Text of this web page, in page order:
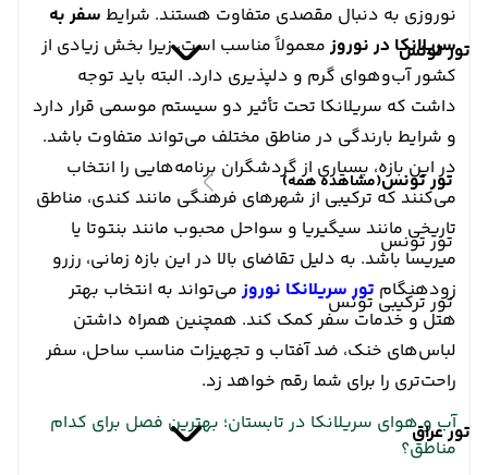
تور تونس
تور تونس(مشاهده همه)
تور تونس
تور ترکیبی تونس
تور عراق
نوروزی به دنبال مقصدی متفاوت هستند. شرایط سفر به
سریلانکا در نوروزمعمولاً مناسب است، زیرا بخش زیادی از
کشور آب‌وهوای گرم و دلپذیری دارد. البته باید توجه
داشت که سریلانکا تحت تأثیر دو سیستم موسمی قرار دارد
و شرایط بارندگی در مناطق مختلف می‌تواند متفاوت باشد.
در این بازه، بسیاری از گردشگران برنامه‌هایی را انتخاب
می‌کنند که ترکیبی از شهرهای فرهنگی مانند کندی، مناطق
تاریخی مانند سیگیریا و سواحل محبوب مانند بنتوتا یا
میریسا باشد. به دلیل تقاضای بالا در این بازه زمانی، رزرو
زودهنگام تور سریلانکا نوروزمی‌تواند به انتخاب بهتر
هتل و خدمات سفر کمک کند. همچنین همراه داشتن
لباس‌های خنک، ضد آفتاب و تجهیزات مناسب ساحل، سفر
راحت‌تری را برای شما رقم خواهد زد.
آب و هوای سریلانکا در تابستان؛ بهترین فصل برای کدام
مناطق؟